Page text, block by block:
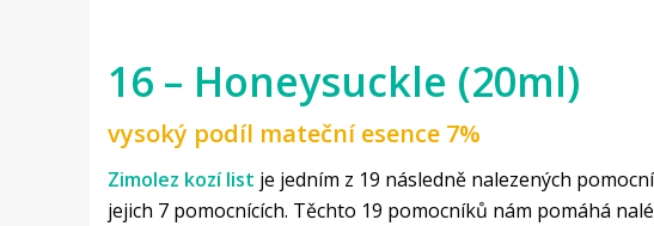
16 – Honeysuckle (20ml)
vysoký podíl mateční esence 7%
Zimolez kozí list je jedním z 19 následně nalezených
jejich 7 pomocnících. Těchto 19 pomocníků nám pomáhá